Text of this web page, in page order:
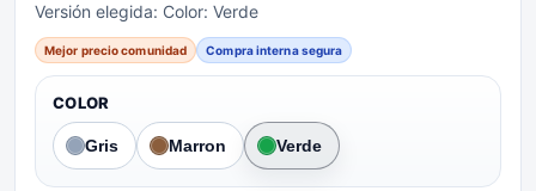
Versión elegida: Color: Verde
Mejor precio comunidad Compra interna segura
COLOR
Gris Marron Verde